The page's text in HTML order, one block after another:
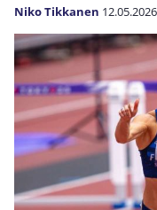
Niko Tikkanen 12.05.2026